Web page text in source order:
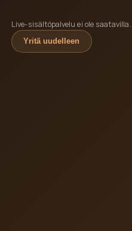
Live-sisältöpalvelu ei ole
Yritä uudelleen